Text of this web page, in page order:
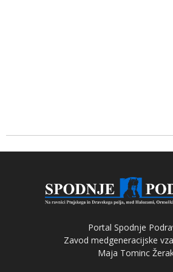
Portal Spodnje
Zavod medgeneracijske
Maja Tominc